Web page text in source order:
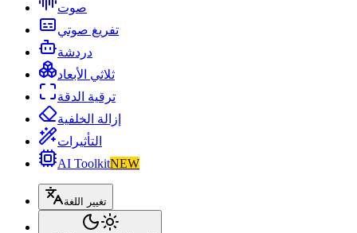
صوت
تفريغ صوتي
دردشة
ثلاثي الأبعاد
ترقية الدقة
إزالة الخلفية
التأثيرات
AI ToolkitNEW
تغيير اللغة